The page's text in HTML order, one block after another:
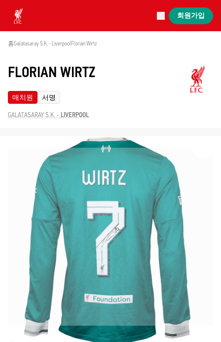
Now live
Liverpool
회원가입
홈Galatasaray S.K. - LiverpoolFlorian Wirtz
FLORIAN WIRTZ
매치원 서명
GALATASARAY S.K. - LIVERPOOL